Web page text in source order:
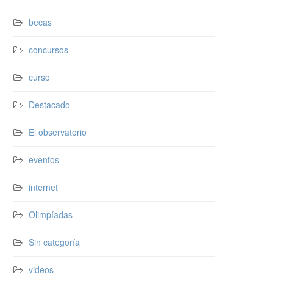
becas
concursos
curso
Destacado
El observatorio
eventos
internet
Olimpíadas
Sin categoría
videos